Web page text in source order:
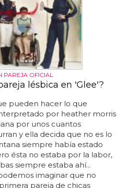
PAREJA OFICIAL
lésbica en 'Glee'?
pueden hacer lo que
por heather morris
por unos cuantos
y ella decida que no es lo
siempre había estado
ésta no estaba por la labor,
siempre estaba ahí...
imaginar que no
pareja de chicas